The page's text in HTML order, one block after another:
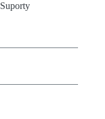
Suporty